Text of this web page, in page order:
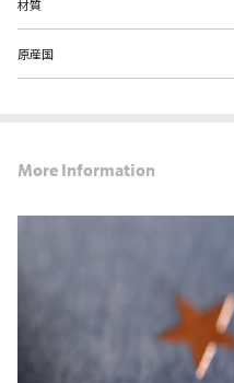
材質
原産国
More Information